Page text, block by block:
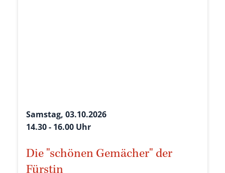
Samstag, 03.10.2026
14.30 - 16.00 Uhr
Die "schönen Gemächer" der
Fürstin